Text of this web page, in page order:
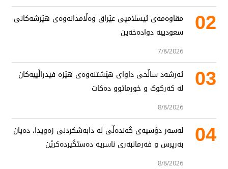
02
مقاوەمەی ئیسلامیی عێراق وەڵامدانەوەی هێرشەکانی
سعودییە دوادەخەین
7/8/2026
03
ئەرشەد ساڵحی داوای هێشتنەوەی هێزە فیدراڵییەکان
لە کەرکوک و خورماتوو دەکات
8/8/2026
04
لەسەر دۆسیەی گەندەڵی لە دابەشکردنی زەویدا، دەیان
بەرپرس و فەرمانبەری ناسریە دەستگیردەکرێن
8/8/2026